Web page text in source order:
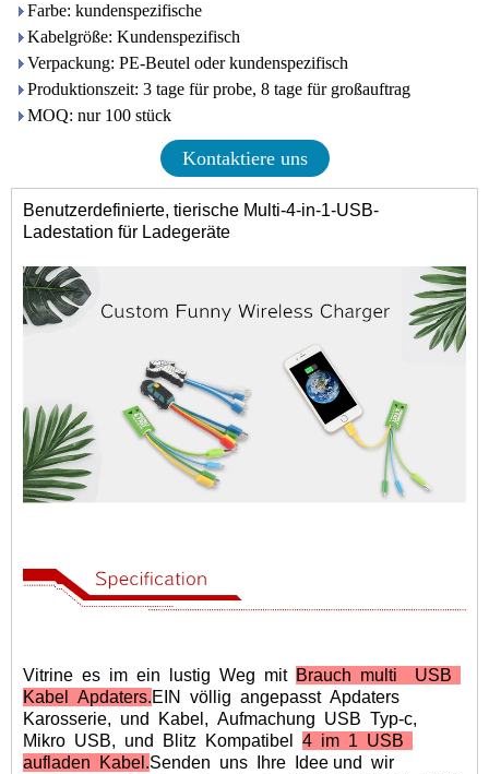
Farbe: kundenspezifische
Kabelgröße: Kundenspezifisch
Verpackung: PE-Beutel oder kundenspezifisch
Produktionszeit: 3 tage für probe, 8 tage für großauftrag
MOQ: nur 100 stück
Kontaktiere uns
Benutzerdefinierte, tierische Multi-4-in-1-USB-
Ladestation für Ladegeräte
Vitrine es im ein lustig Weg mit Brauch multi
USB
Kabel
Apdaters.EIN völlig angepasstApdaters
Karosserie, und Kabel, Aufmachung USB Typ-c,
Mikro USB, und Blitz Kompatibel 4 im 1 USB
aufladen Kabel.Senden uns Ihre Idee und wir